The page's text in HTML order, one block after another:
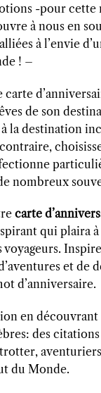
-pour cette
à nous en
à l’envie
! –
de son
la destination
nombreux
carte
qui plaira
et de
d’anniversaire.
en
des citations
du Monde.